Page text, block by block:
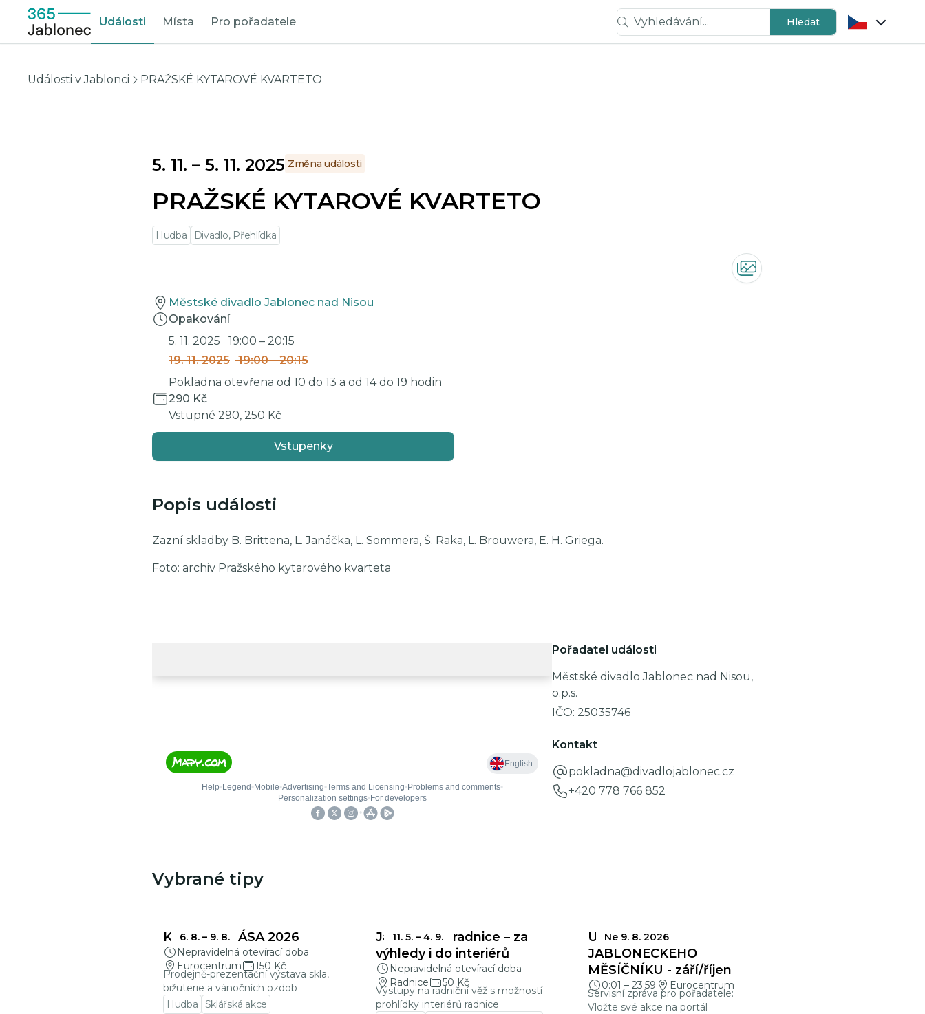
Události Místa Pro pořadatele
Vyhledávání...
Hledat
Události v Jablonci PRAŽSKÉ KYTAROVÉ KVARTETO
5. 11. – 5. 11. 2025 Změna události
PRAŽSKÉ KYTAROVÉ KVARTETO
Hudba Divadlo, Přehlídka
Městské divadlo Jablonec nad Nisou
Opakování
5. 11. 2025
19:00 – 20:15
19. 11. 2025
19:00 – 20:15
Pokladna otevřena od 10 do 13 a od 14 do 19 hodin
290 Kč
Vstupné 290, 250 Kč
Vstupenky
Popis události
Zazní skladby B. Brittena, L. Janáčka, L. Sommera, Š. Raka, L. Brouwera, E. H. Griega.
Foto: archiv Pražského kytarového kvarteta
Pořadatel události
Městské divadlo Jablonec nad Nisou,
o.p.s.
IČO: 25035746
Kontakt
pokladna@divadlojablonec.cz
+420 778 766 852
Vybrané tipy
6. 8. – 9. 8.
KŘEHKÁ KRÁSA 2026
Nepravidelná otevírací doba
Eurocentrum
150 Kč
Prodejně-prezentační výstava skla,
bižuterie a vánočních ozdob
Hudba
Sklářská akce
11. 5. – 4. 9.
Jablonecká radnice – za
výhledy i do interiérů
Nepravidelná otevírací doba
Radnice
50 Kč
Výstupy na radniční věž s možností
prohlídky interiérů radnice
Ne 9. 8. 2026
UZÁVĚRKY
JABLONECKÉHO
MĚSÍČNÍKU - září/říjen
0:01 – 23:59 Eurocentrum
Servisní zpráva pro pořadatele:
Vložte své akce na portál